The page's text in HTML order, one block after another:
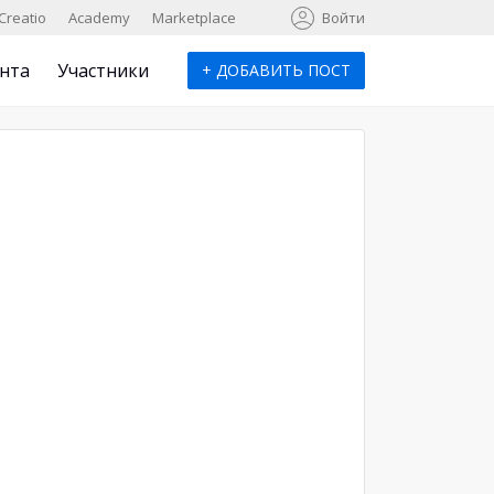
Academy Marketplace Войти
Участники + ДОБАВИТЬ ПОСТ